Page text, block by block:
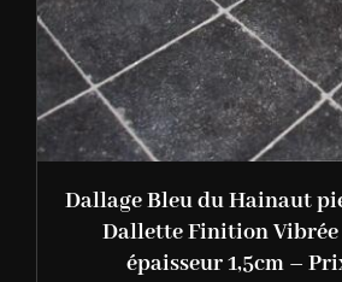
Dallage Bleu du Hainaut
Dallette Finition Vibrée
épaisseur 1,5cm –